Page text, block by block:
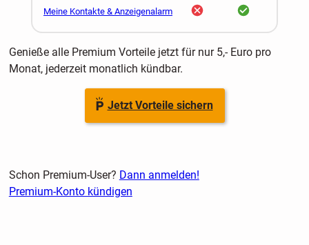
Meine Kontakte & Anzeigenalarm nein ja
Genieße alle Premium Vorteile jetzt für nur 5,- Euro pro
Monat, jederzeit monatlich kündbar.
Jetzt Vorteile sichern
Schon Premium-User? Dann anmelden!
Premium-Konto kündigen